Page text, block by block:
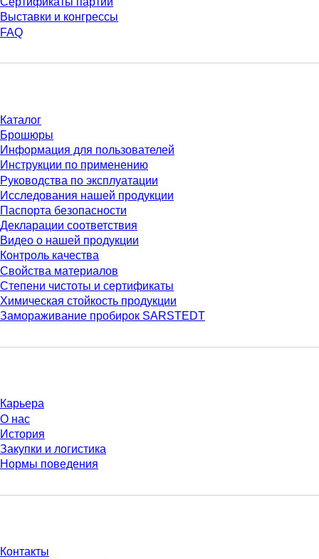
Выставки и конгрессы
FAQ
Каталог
Брошюры
Информация для пользователей
Инструкции по применению
Руководства по эксплуатации
Исследования нашей продукции
Паспорта безопасности
Декларации соответствия
Видео о нашей продукции
Контроль качества
Свойства материалов
Степени чистоты и сертификаты
Химическая стойкость продукции
Замораживание пробирок SARSTEDT
Карьера
О нас
История
Закупки и логистика
Нормы поведения
Контакты